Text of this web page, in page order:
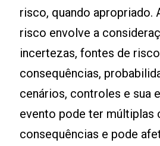
risco, quando apropriado.
risco envolve a
incertezas, fontes de
consequências,
cenários, controles e sua
evento pode ter múltiplas
consequências e pode